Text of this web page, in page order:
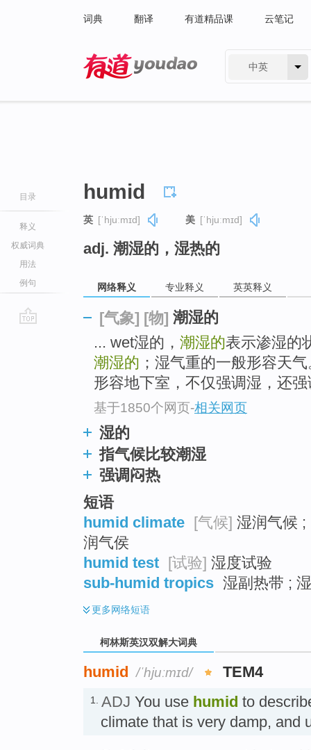
词典 翻译 有道精品课 云笔记
中英
目录
释义
权威词典
用法
例句
humid
英 [ˈhjuːmɪd] 美 [ˈhjuːmɪd]
adj. 潮湿的，湿热的
网络释义 专业释义 英英释义
[气象] [物] 潮湿的
... wet湿的， 潮湿的表示渗湿的
潮湿的 ；湿气重的一般形容天
形容地下室，不仅强调湿，还
基于1850个网页-相关网页
湿的
指气候比较潮湿
强调闷热
短语
humid climate [气候] 湿润气候 ;
润气侯
humid test [试验] 湿度试验
sub-humid tropics 湿副热带 ;
更多网络短语
柯林斯英汉双解大词典
humid /ˈhjuːmɪd/ TEM4
1. ADJ You use humid to
climate that is very damp, and